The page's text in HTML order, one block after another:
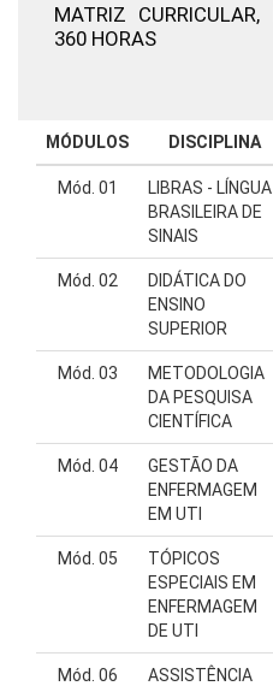
MATRIZ CURRICULAR,
360 HORAS
MÓDULOS DISCIPLINA
Mód. 01
LIBRAS - LÍNGUA
BRASILEIRA DE
SINAIS
Mód. 02
DIDÁTICA DO
ENSINO
SUPERIOR
Mód. 03
METODOLOGIA
DA PESQUISA
CIENTÍFICA
Mód. 04
GESTÃO DA
ENFERMAGEM
EM UTI
Mód. 05
TÓPICOS
ESPECIAIS EM
ENFERMAGEM
DE UTI
Mód. 06
ASSISTÊNCIA